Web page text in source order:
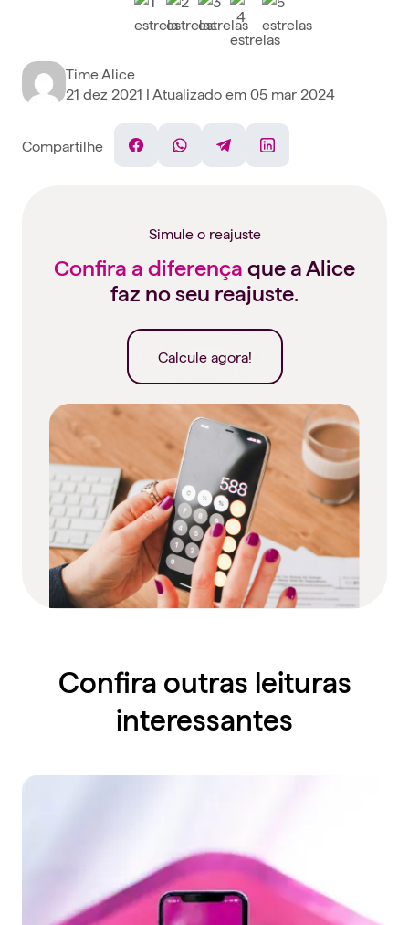
Time Alice
21 dez 2021 | Atualizado em 05 mar 2024
Compartilhe
FacebookWhatsAppTelegramLinkedin
Simule o reajuste
Confira a diferença que a Alice
faz no seu reajuste.
Calcule agora!
Confira outras leituras
interessantes